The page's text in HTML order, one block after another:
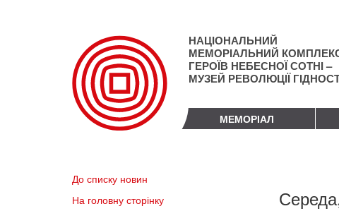
НАЦІОНАЛЬНИЙ
МЕМОРІАЛЬНИЙ
ГЕРОЇВ НЕБЕСНОЇ СОТНІ –
МУЗЕЙ РЕВОЛЮЦІЇ
МЕМОРІАЛ
До списку новин
На головну сторінку